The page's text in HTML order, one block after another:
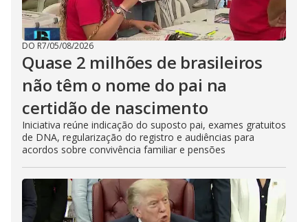
DO R7/05/08/2026
Quase 2 milhões de brasileiros
não têm o nome do pai na
certidão de nascimento
Iniciativa reúne indicação do suposto pai, exames gratuitos
de DNA, regularização do registro e audiências para
acordos sobre convivência familiar e pensões